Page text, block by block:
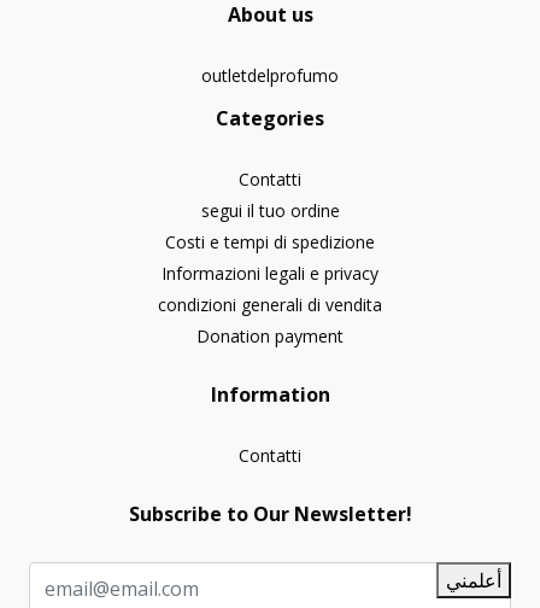
About us
outletdelprofumo
Categories
Contatti
segui il tuo ordine
Costi e tempi di spedizione
Informazioni legali e privacy
condizioni generali di vendita
Donation payment
Information
Contatti
Subscribe to Our Newsletter!
أعلمني